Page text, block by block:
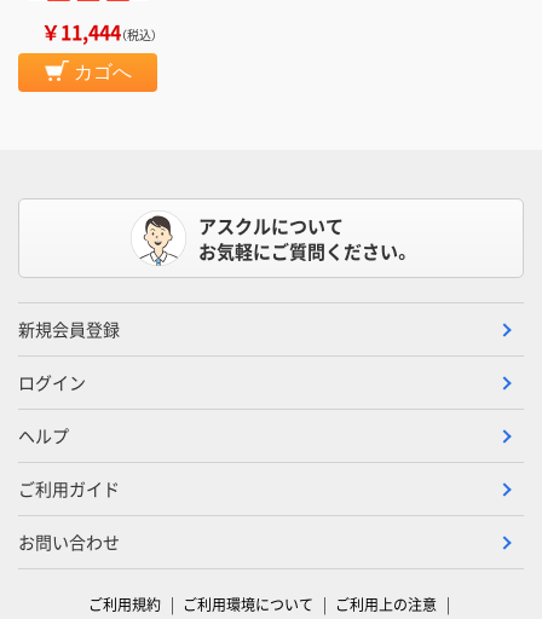
￥11,444（税込）
カゴへ
アスクルについて
お気軽にご質問ください。
新規会員登録
ログイン
ヘルプ
ご利用ガイド
お問い合わせ
ご利用規約 ご利用環境について ご利用上の注意